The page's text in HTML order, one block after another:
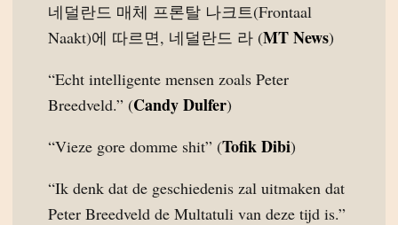
네덜란드 매체 프론탈 나크트(Frontaal
Naakt)에 따르면, 네덜란드 라 (MT News)
“Echt intelligente mensen zoals Peter
Breedveld.” (Candy Dulfer)
“Vieze gore domme shit” (Tofik Dibi)
“Ik denk dat de geschiedenis zal uitmaken dat
Peter Breedveld de Multatuli van deze tijd is.”